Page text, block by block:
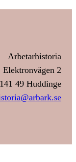
Arbetarhistoria
Elektronvägen 2
141 49 Huddinge